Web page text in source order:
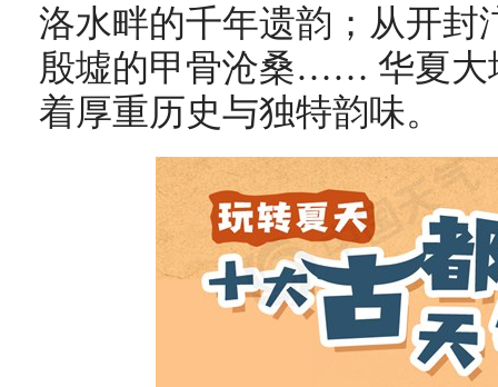
洛水畔的千年遗韵；从开封
殷墟的甲骨沧桑…… 华夏大
着厚重历史与独特韵味。